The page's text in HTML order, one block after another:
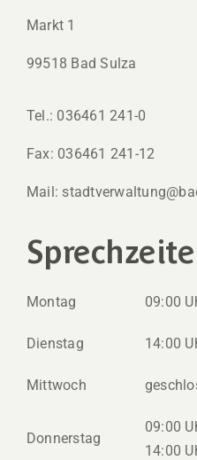
Markt 1
99518 Bad Sulza
Tel.: 036461 241-0
Fax: 036461 241-12
Mail:
Montag 09:00
Dienstag 14:00
Mittwoch
Donnerstag
09:00
14:00